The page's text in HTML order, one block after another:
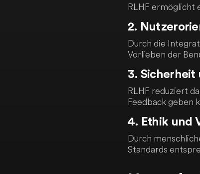
RLHF ermöglicht
2.
Durch die
Vorlieben der
3. Sicherheit
RLHF reduziert
Feedback geben
4. Ethik und
Durch
Standards